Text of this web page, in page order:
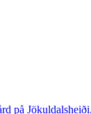
på